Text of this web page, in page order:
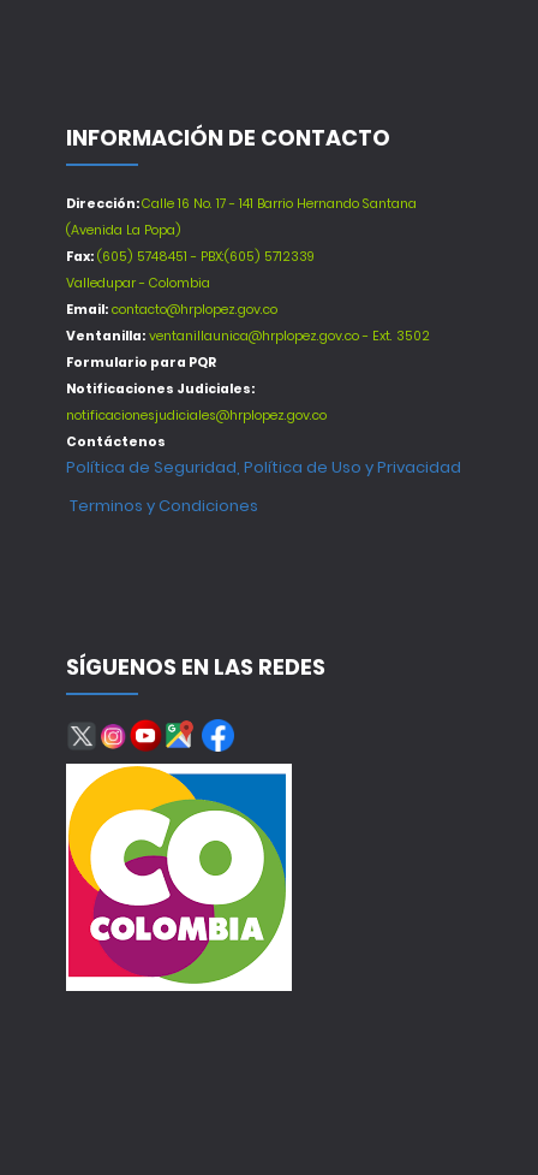
INFORMACIÓN DE CONTACTO
Dirección:Calle 16 No. 17 - 141 Barrio Hernando Santana
(Avenida La Popa)
Fax: (605) 5748451 - PBX:(605) 5712339
Valledupar - Colombia
Email: contacto@hrplopez.gov.co
Ventanilla: ventanillaunica@hrplopez.gov.co - Ext. 3502
Formulario para PQR
Notificaciones Judiciales:
notificacionesjudiciales@hrplopez.gov.co
Contáctenos
Política de Seguridad, Política de Uso y Privacidad
Terminos y Condiciones
SÍGUENOS EN LAS REDES